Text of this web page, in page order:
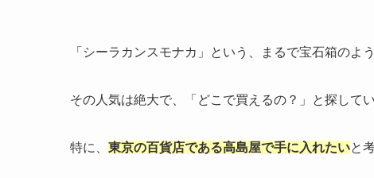
「シーラカンスモナカ」という、まるで宝石箱のよ
その人気は絶大で、「どこで買えるの？」と探して
特に、 東京の百貨店である高島屋で手に入れたいと